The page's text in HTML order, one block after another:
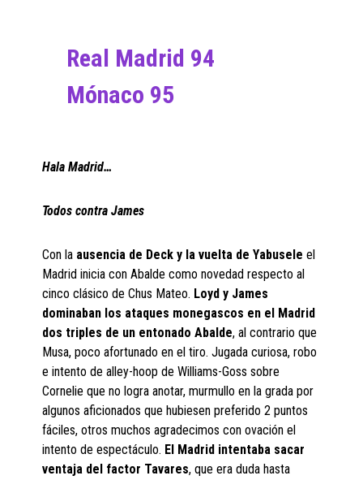
Real Madrid 94
Mónaco 95
Hala Madrid…
Todos contra James
Con la ausencia de Deck y la vuelta de Yabusele el
Madrid inicia con Abalde como novedad respecto al
cinco clásico de Chus Mateo. Loyd y James
dominaban los ataques monegascos en el Madrid
dos triples de un entonado Abalde, al contrario que
Musa, poco afortunado en el tiro. Jugada curiosa, robo
e intento de alley-hoop de Williams-Goss sobre
Cornelie que no logra anotar, murmullo en la grada por
algunos aficionados que hubiesen preferido 2 puntos
fáciles, otros muchos agradecimos con ovación el
intento de espectáculo. El Madrid intentaba sacar
ventaja del factor Tavares, que era duda hasta